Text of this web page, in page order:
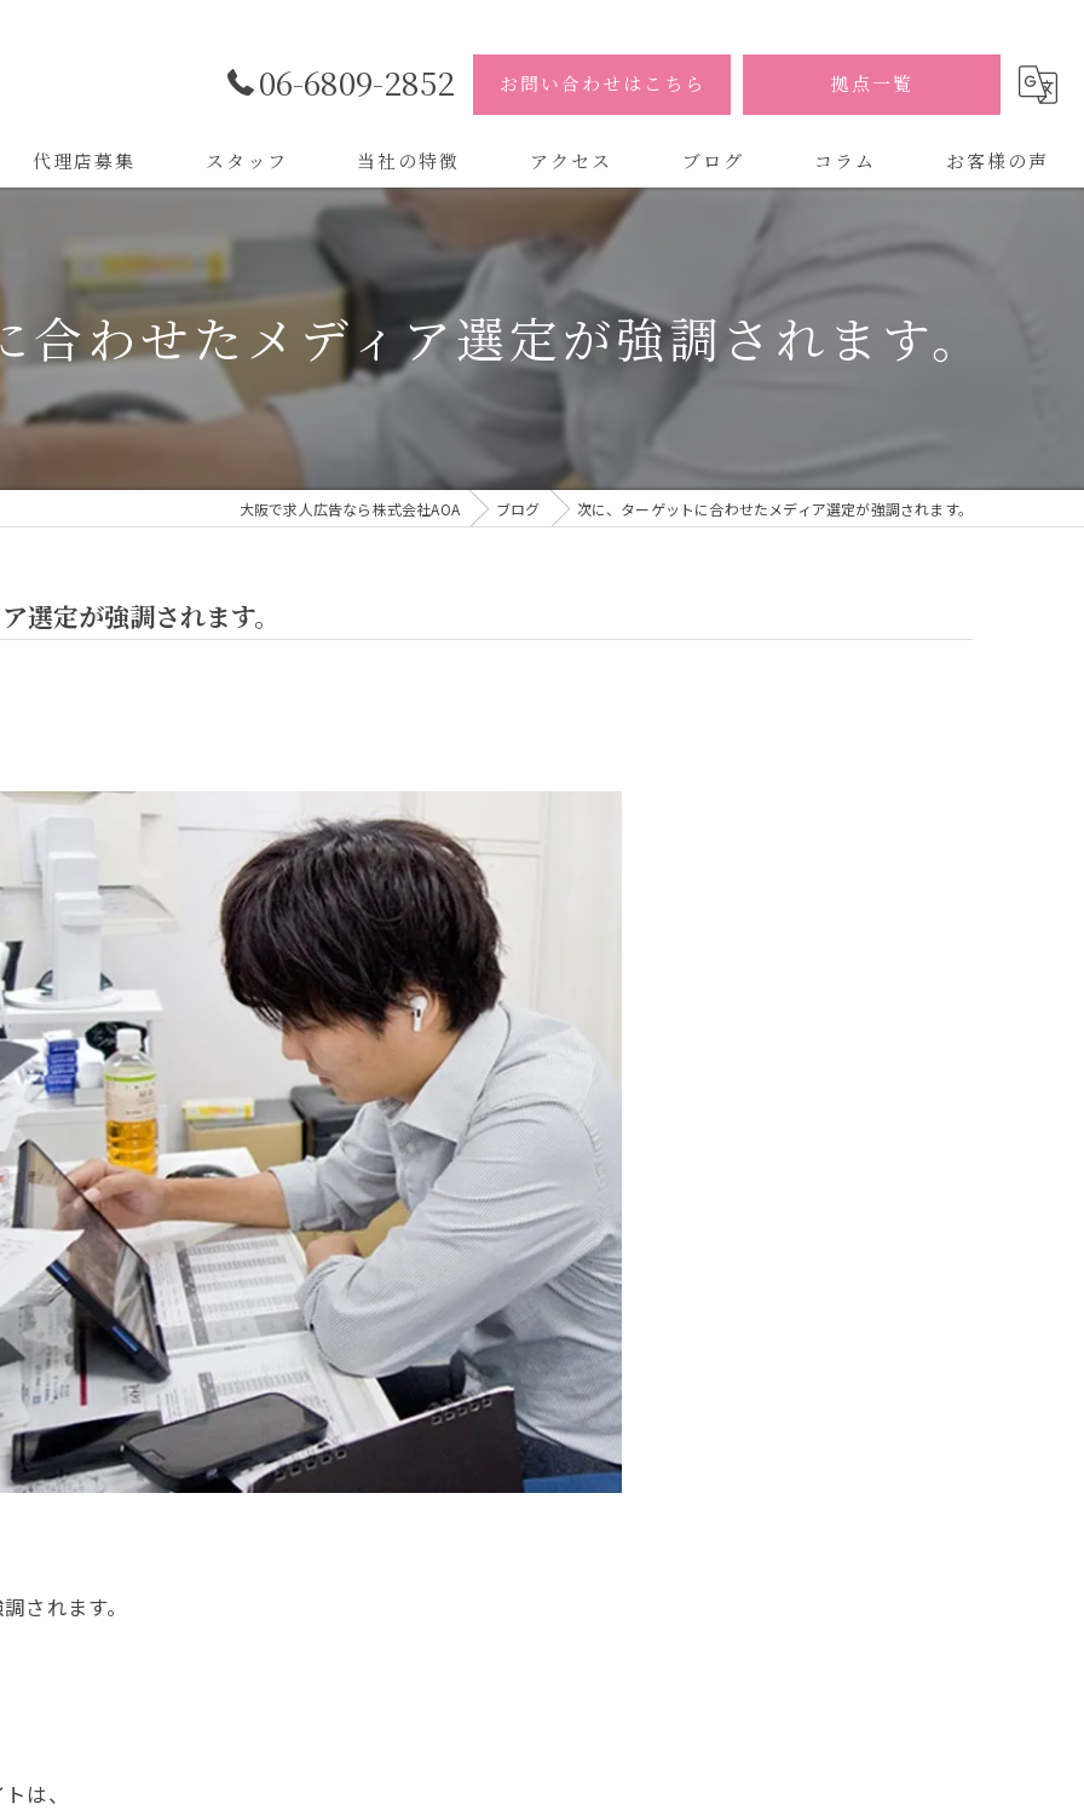
06-6809-2852 お問い合わせはこちら 拠点一覧
代理店募集 スタッフ 当社の特徴
バイトル
アクセス
株式会社AOA
株式会社AOA 東京 渋谷オフィス
株式会社AOA 南森町オフィス
ブログ コラム お客様の声
わせたメディア選定が強調されます。
大阪で求人広告なら株式会社AOA ブログ 次に、ターゲットに合わせたメディア選定が強調されます。
選定が強調されます。
されます。
は、